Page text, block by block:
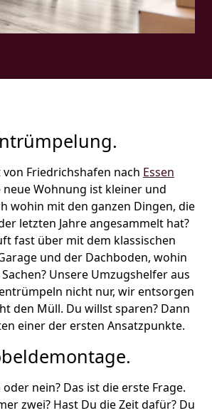
Friedrichshafen nach Essen
neue Wohnung ist kleiner und
wohin mit den ganzen Dingen, die
letzten Jahre angesammelt hat?
fast über mit dem klassischen
und der Dachboden, wohin
Unsere Umzugshelfer aus
nicht nur, wir entsorgen
den Müll. Du willst sparen? Dann
einer der ersten Ansatzpunkte.
nein? Das ist die erste Frage.
zwei? Hast Du die Zeit dafür? Du